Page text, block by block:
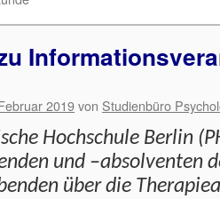
2019von Studienbüro
Hochschule Berlin
und –absolventen
über die